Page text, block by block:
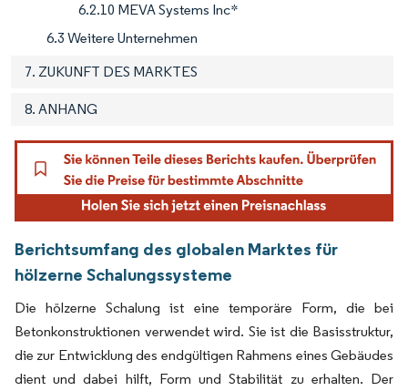
6.2.10 MEVA Systems Inc*
6.3 Weitere Unternehmen
7. ZUKUNFT DES MARKTES
8. ANHANG
Berichtsumfang des globalen Marktes für
hölzerne Schalungssysteme
Die hölzerne Schalung ist eine temporäre Form, die bei
Betonkonstruktionen verwendet wird. Sie ist die Basisstruktur,
die zur Entwicklung des endgültigen Rahmens eines Gebäudes
dient und dabei hilft, Form und Stabilität zu erhalten. Der